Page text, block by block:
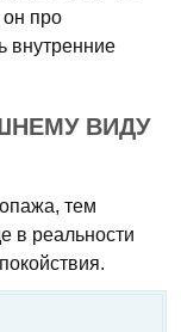
он про
внутренние
ВИДУ
тем
в реальности